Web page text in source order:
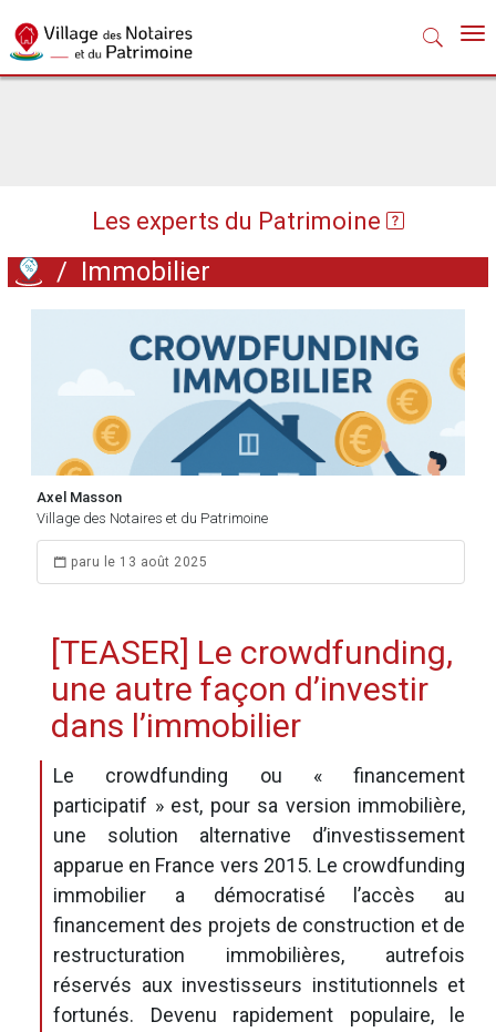
Les experts du Patrimoine
/ Immobilier
Axel Masson
Village des Notaires et du Patrimoine
paru le 13 août 2025
[TEASER] Le crowdfunding,
une autre façon d’investir
dans l’immobilier
Le crowdfunding ou « financement
participatif » est, pour sa version immobilière,
une solution alternative d’investissement
apparue en France vers 2015. Le crowdfunding
immobilier a démocratisé l’accès au
financement des projets de construction et de
restructuration immobilières, autrefois
réservés aux investisseurs institutionnels et
fortunés. Devenu rapidement populaire, le